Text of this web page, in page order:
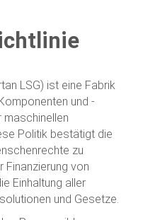
LSG) ist eine Fabrik
und -
Politik bestätigt die
zu
Finanzierung von
Einhaltung aller
und Gesetze.